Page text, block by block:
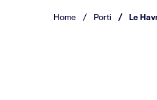
Home / Porti / Le